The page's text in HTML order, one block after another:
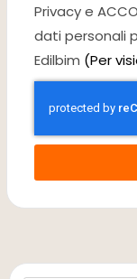
Privacy e
dati personali
Edilbim (Per